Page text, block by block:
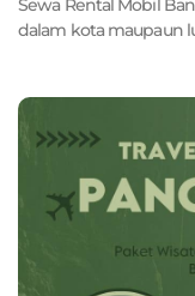
Sewa Rental Mobil
dalam kota maupaun